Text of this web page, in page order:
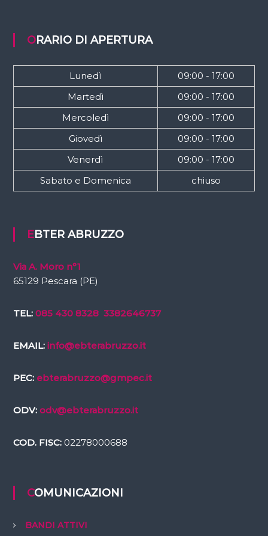
ORARIO DI APERTURA
Lunedì
09:00 - 17:00
Martedì
09:00 - 17:00
Mercoledì
09:00 - 17:00
Giovedì
09:00 - 17:00
Venerdì
09:00 - 17:00
Sabato e Domenica
chiuso
EBTER ABRUZZO
Via A. Moro n°1
65129 Pescara (PE)
TEL: 085 430 8328 3382646737
EMAIL: info@ebterabruzzo.it
PEC: ebterabruzzo@gmpec.it
ODV: odv@ebterabruzzo.it
COD. FISC:02278000688
COMUNICAZIONI
BANDI ATTIVI